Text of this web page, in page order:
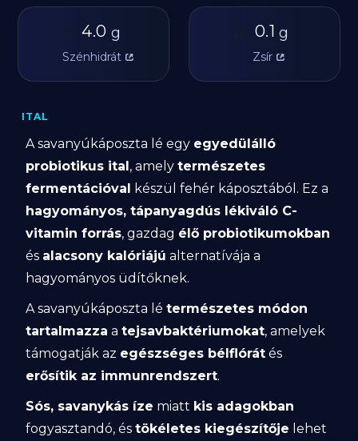
🥔 4.0 g
Szénhidrát
🫒 0.1 g
Zsír
ITAL
A savanyúkáposzta lé egy egyedülálló
probiotikus ital, amelytermészetes
fermentációval készül fehér káposztából. Ez a
hagyományos, tápanyagdús lékiváló C-
vitamin forrás, gazdag élő probiotikumokban
és alacsony kalóriájú alternatívája a
hagyományos üdítőknek.
A savanyúkáposzta létermészetes módon
tartalmazza atejsavbaktériumokat, amelyek
támogatják az egészséges bélflórát és
erősítik az immunrendszert.
Sós, savanykás íze miatt kis adagokban
fogyasztandó, éstökéletes kiegészítője lehet